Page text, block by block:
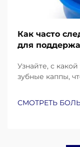
Как часто
для
Узнайте, с
зубные каппы,
стоматологов.
СМОТРЕТЬ